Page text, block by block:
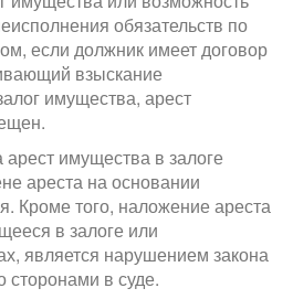
обязательств по
если должник имеет договор
взыскание
имущества, арест
имущества в залоге
ареста на основании
Кроме того, наложение ареста
в залоге или
является нарушением закона
сторонами в суде.